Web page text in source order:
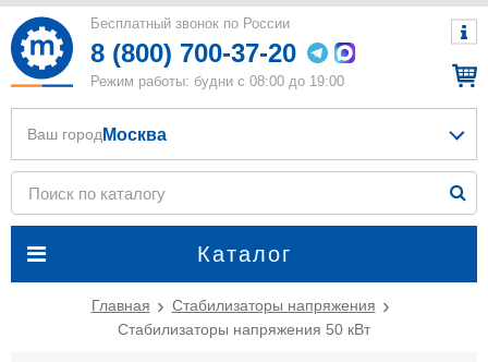
Бесплатный звонок по России
8 (800) 700-37-20
Режим работы: будни с 08:00 до 19:00
Каталог
Ваш город Москва
Главная
Стабилизаторы напряжения
Стабилизаторы напряжения 50 кВт